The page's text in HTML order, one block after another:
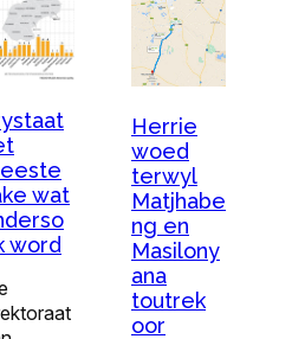
wat
word
Herrie
woed
terwyl
Matjhabe
ng en
Masilony
ana
toutrek
oor